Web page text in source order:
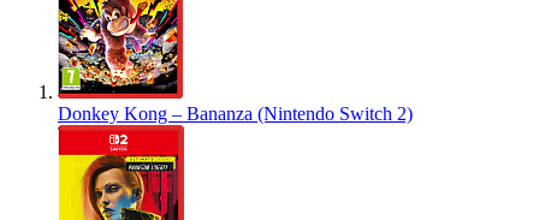
Donkey Kong – Bananza (Nintendo Switch 2)